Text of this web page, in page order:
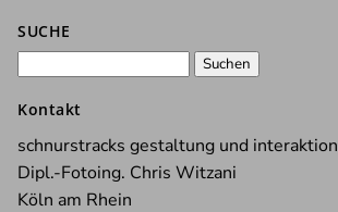
SUCHE
Kontakt
schnurstracks gestaltung und interaktion
Dipl.-Fotoing. Chris Witzani
Köln am Rhein